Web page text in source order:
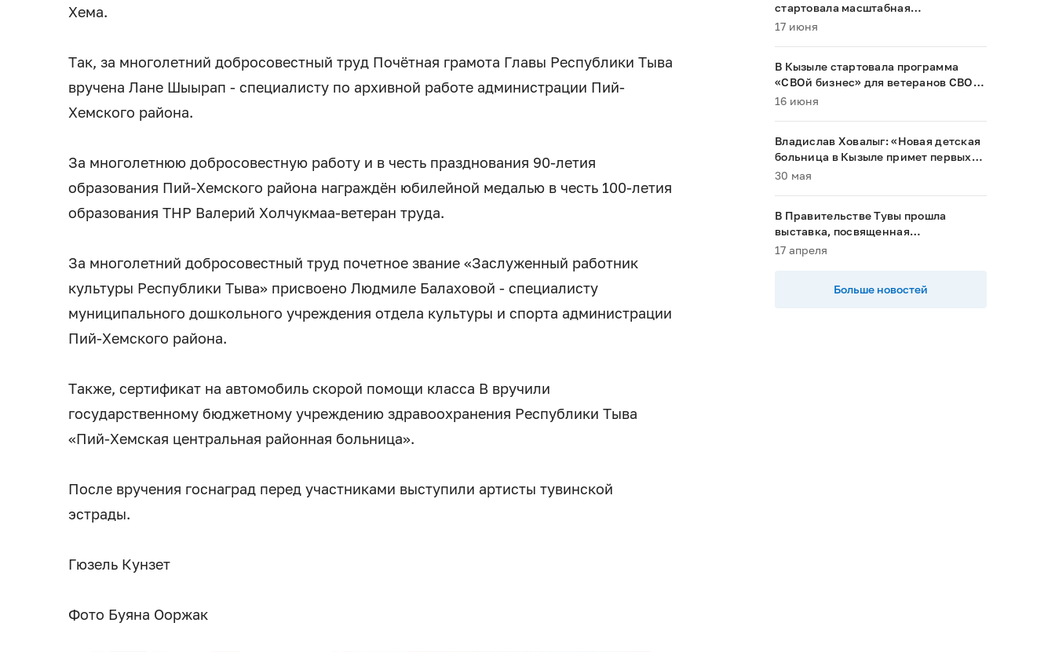
Хема.
Так, за многолетний добросовестный труд Почётная грамота Главы Республики Тыва
вручена Лане Шыырап - специалисту по архивной работе администрации Пий-
Хемского района.
За многолетнюю добросовестную работу и в честь празднования 90-летия
образования Пий-Хемского района награждён юбилейной медалью в честь 100-летия
образования ТНР Валерий Холчукмаа-ветеран труда.
За многолетний добросовестный труд почетное звание «Заслуженный работник
культуры Республики Тыва» присвоено Людмиле Балаховой - специалисту
муниципального дошкольного учреждения отдела культуры и спорта администрации
Пий-Хемского района.
Также, сертификат на автомобиль скорой помощи класса В вручили
государственному бюджетному учреждению здравоохранения Республики Тыва
«Пий-Хемская центральная районная больница».
После вручения госнаград перед участниками выступили артисты тувинской
эстрады.
Гюзель Кунзет
Фото Буяна Ооржак
стартовала масштабная
реконструкция
17 июня
В Кызыле стартовала программа
«СВОй бизнес» для ветеранов СВО и
их семей
16 июня
Владислав Ховалыг: «Новая детская
больница в Кызыле примет первых
пациентов в 2028 году»
30 мая
В Правительстве Тувы прошла
выставка, посвященная
национальным проектам
17 апреля
Больше новостей